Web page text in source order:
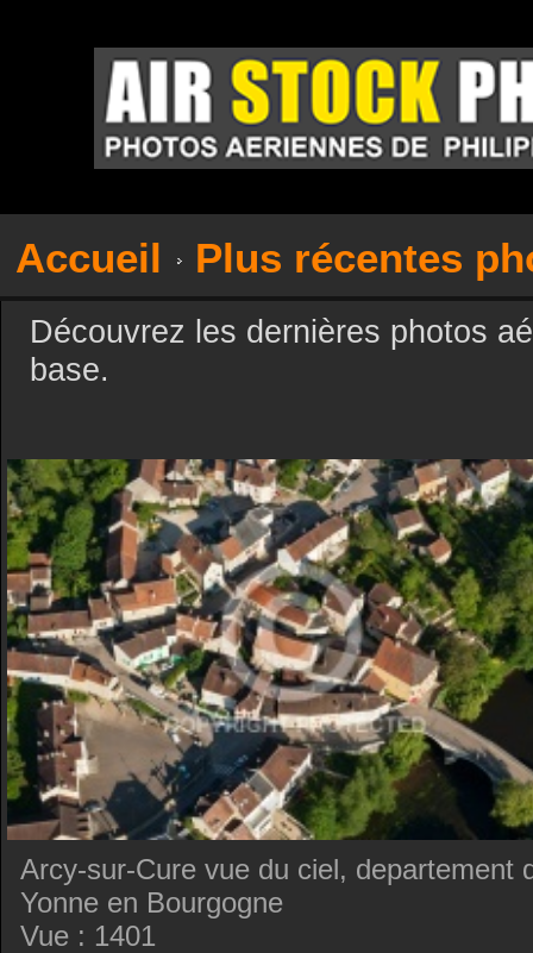
Accueil Plus récentes
Découvrez les dernières photos
base.
Arcy-sur-Cure vue du ciel, departement
Yonne en Bourgogne
Vue : 1401